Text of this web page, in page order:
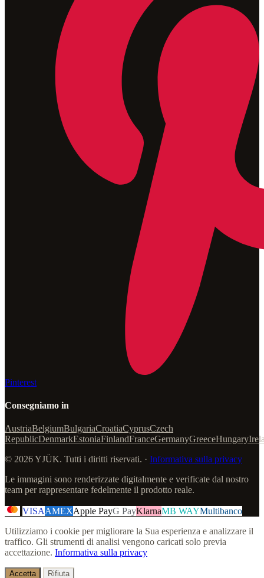
Pinterest
Consegniamo in
AustriaBelgiumBulgariaCroatiaCyprusCzech
RepublicDenmarkEstoniaFinlandFranceGermanyGreeceHungary
© 2026 YJÜK. Tutti i diritti riservati. · Informativa sulla privacy
Le immagini sono renderizzate digitalmente e verificate dal nostro
team per rappresentare fedelmente il prodotto reale.
VISAAMEXApple PayG PayKlarnaMB WAYMultibanco
Utilizziamo i cookie per migliorare la Sua esperienza e analizzare il
traffico. Gli strumenti di analisi vengono caricati solo previa
accettazione. Informativa sulla privacy
Accetta Rifiuta